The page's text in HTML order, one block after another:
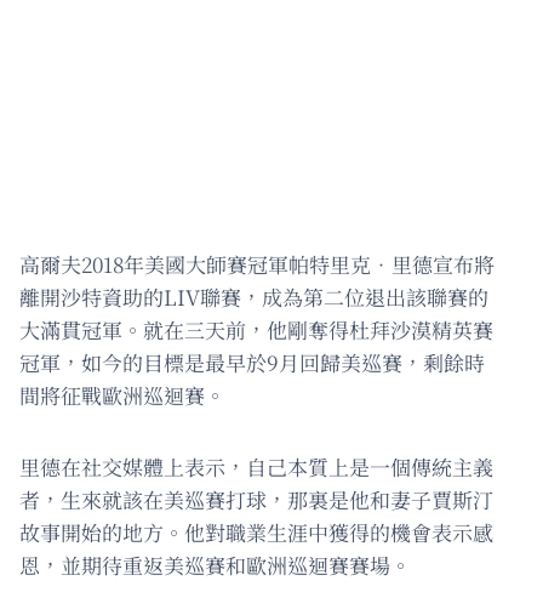
高爾夫2018年美國大師賽冠軍帕特里克．里德宣布將
離開沙特資助的LIV聯賽，成為第二位退出該聯賽的
大滿貫冠軍。就在三天前，他剛奪得杜拜沙漠精英賽
冠軍，如今的目標是最早於9月回歸美巡賽，剩餘時
間將征戰歐洲巡迴賽。
里德在社交媒體上表示，自己本質上是一個傳統主義
者，生來就該在美巡賽打球，那裏是他和妻子賈斯汀
故事開始的地方。他對職業生涯中獲得的機會表示感
恩，並期待重返美巡賽和歐洲巡迴賽賽場。